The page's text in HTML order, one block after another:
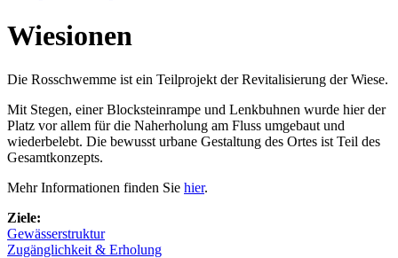
Wiesionen
Die Rosschwemme ist ein Teilprojekt der Revitalisierung der Wiese.
Mit Stegen, einer Blocksteinrampe und Lenkbuhnen wurde hier der
Platz vor allem für die Naherholung am Fluss umgebaut und
wiederbelebt. Die bewusst urbane Gestaltung des Ortes ist Teil des
Gesamtkonzepts.
Mehr Informationen finden Sie hier.
Ziele:
Gewässerstruktur
Zugänglichkeit & Erholung